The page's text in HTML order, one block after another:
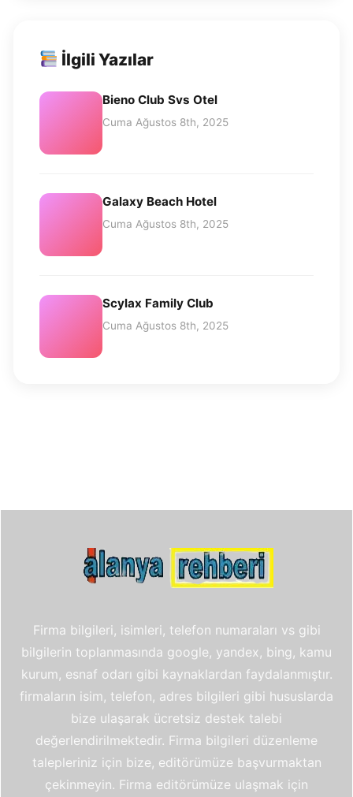
İlgili Yazılar
Bieno Club Svs Otel
Cuma Ağustos 8th, 2025
Galaxy Beach Hotel
Cuma Ağustos 8th, 2025
Scylax Family Club
Cuma Ağustos 8th, 2025
Firma bilgileri, isimleri, telefon numaraları vs gibi
bilgilerin toplanmasında google, yandex, bing, kamu
kurum, esnaf odarı gibi kaynaklardan faydalanmıştır.
firmaların isim, telefon, adres bilgileri gibi hususlarda
bize ulaşarak ücretsiz destek talebi
değerlendirilmektedir. Firma bilgileri düzenleme
talepleriniz için bize, editörümüze başvurmaktan
çekinmeyin. Firma editörümüze ulaşmak için